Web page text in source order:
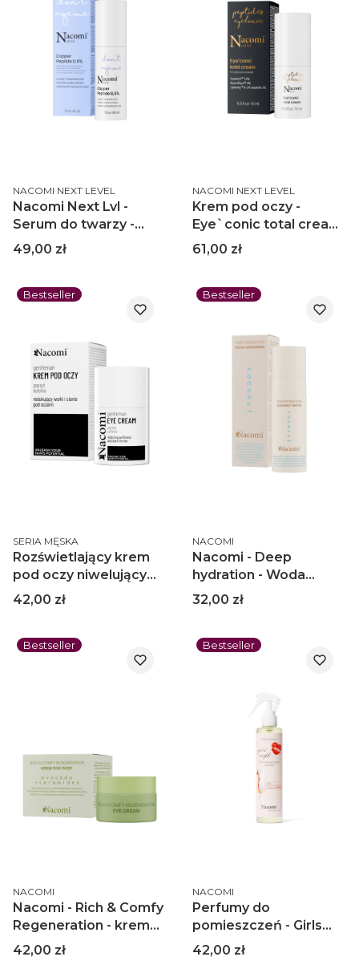
PRODUCENT
NACOMI NEXT LEVEL
Nacomi Next Lvl -
Serum do twarzy -
Peptyd miedziowy
0.5% 30ml
Cena
49,00 zł
PRODUCENT
NACOMI NEXT LEVEL
Krem pod oczy -
Eye`conic total cream
15ml
Cena
61,00 zł
Bestseller
PRODUCENT
SERIA MĘSKA
Rozświetlający krem
pod oczy niwelujący
worki i cienie z
peptydami i kofeiną
Cena
42,00 zł
Bestseller
PRODUCENT
NACOMI
Nacomi - Deep
hydration - Woda
kokosowa COCONUT
100ml
Cena
32,00 zł
Bestseller
PRODUCENT
NACOMI
Nacomi - Rich & Comfy
Regeneration - krem
pod oczy AVOCADO
15ml
Cena
42,00 zł
Bestseller
PRODUCENT
NACOMI
Perfumy do
pomieszczeń - Girls
night 250ml
Cena
42,00 zł